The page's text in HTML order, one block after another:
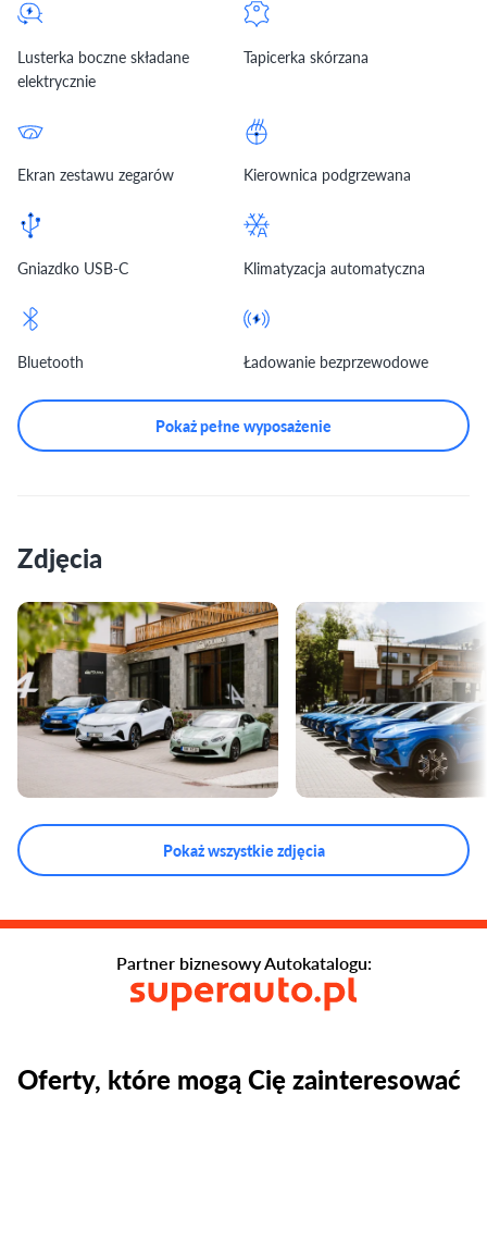
Lusterka boczne składane
elektrycznie
Tapicerka skórzana
Ekran zestawu zegarów Kierownica podgrzewana
Gniazdko USB-C Klimatyzacja automatyczna
Bluetooth Ładowanie bezprzewodowe
Pokaż pełne wyposażenie
Zdjęcia
Pokaż wszystkie zdjęcia
Oferty, które mogą Cię zainteresować
Partner biznesowy Autokatalogu: